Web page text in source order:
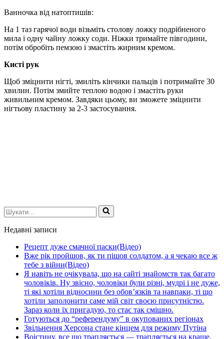
Ванночка від натоптишів:
На 1 таз гарячої води візьміть столову ложку подрібненого
мила і одну чайну ложку соди. Ніжки тримайте півгодини,
потім обробіть пемзою і змастіть жирним кремом.
Кисті рук
Щоб зміцнити нігті, змиліть кінчики пальців і потримайте 30
хвилин. Потім змийте теплою водою і змастіть руки
живильним кремом. Завдяки цьому, ви зможете зміцнити
нігтьову пластину за 2-3 застосування.
Шукати...
Недавні записи
Рецепт дуже смачної паски(Відео)
Вже рік пройшов, як ти пішов солдатом, а я чекаю все ж
тебе з війни(Відео)
Я навіть не очікувала, що на сайті знайомств так багато
чоловіків. Ну звісно, чоловіки були різні, мудрі і не дуже,
ті які хотіли відносини без обов’язків та навпаки, ті що
хотіли заполонити саме мій світ своєю присутністю.
Зараз коли їх пригадую, то стає так смішно.
Готуються до “референдуму” в окупованих регіонах
Звільнення Херсона стане кінцем для режиму Путіна
Воістину, все що трапляється — трапляється на краще.